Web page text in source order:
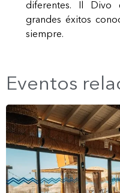
diferentes. Il Divo
grandes éxitos
siempre.
Eventos